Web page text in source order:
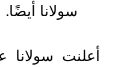
سولانا أيضًا.
أعلنت سولانا